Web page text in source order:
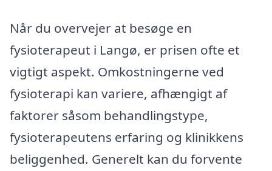
Når du overvejer at besøge en
fysioterapeut i Langø, er prisen ofte et
vigtigt aspekt. Omkostningerne ved
fysioterapi kan variere, afhængigt af
faktorer såsom behandlingstype,
fysioterapeutens erfaring og klinikkens
beliggenhed. Generelt kan du forvente